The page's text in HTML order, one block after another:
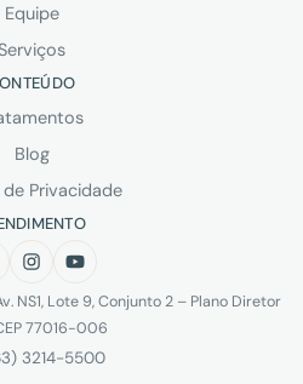
Equipe
Blog
Privacidade
NS1, Lote 9, Conjunto 2 – Plano Diretor
77016-006
3214-5500